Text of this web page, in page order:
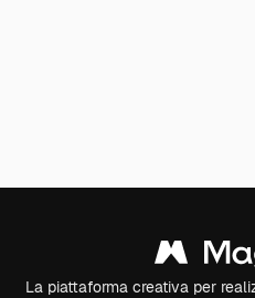
La piattaforma creativa per